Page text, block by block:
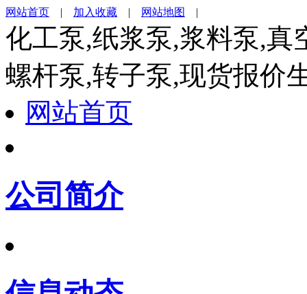
网站首页 | 加入收藏 | 网站地图 |
化工泵,纸浆泵,浆料泵,真
螺杆泵,转子泵,现货报价
网站首页
公司简介